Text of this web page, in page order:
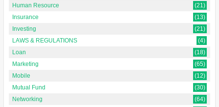
Human Resource
(21)
Insurance
(13)
Investing
(21)
LAWS & REGULATIONS
(4)
Loan
(18)
Marketing
(65)
Mobile
(12)
Mutual Fund
(30)
Networking
(64)